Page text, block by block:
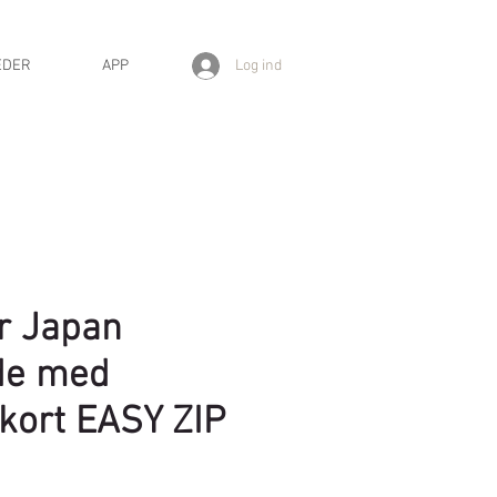
APP Log ind
Japan
med
EASY ZIP